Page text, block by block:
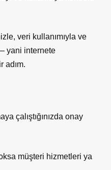
veri kullanımıyla ve
yani internete
adım.
çalıştığınızda onay
müşteri hizmetleri ya